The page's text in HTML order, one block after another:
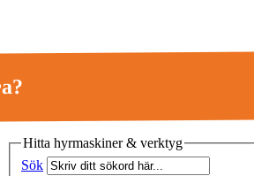
Hitta hyrmaskiner & verktyg
Sök